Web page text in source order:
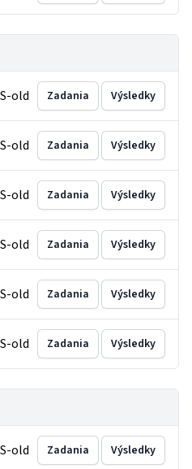
old Zadania Výsledky
old Zadania Výsledky
old Zadania Výsledky
old Zadania Výsledky
old Zadania Výsledky
old Zadania Výsledky
old Zadania Výsledky